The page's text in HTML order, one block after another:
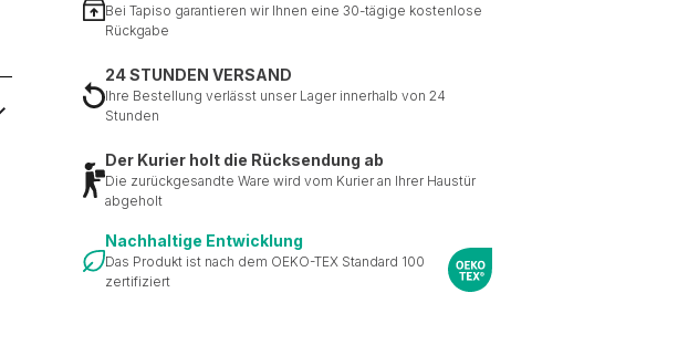
Bei Tapiso garantieren wir Ihnen eine 30-tägige kostenlose
Rückgabe
24 STUNDEN VERSAND
Ihre Bestellung verlässt unser Lager innerhalb von 24
Stunden
Der Kurier holt die Rücksendung ab
Die zurückgesandte Ware wird vom Kurier an Ihrer Haustür
abgeholt
Nachhaltige Entwicklung
Das Produkt ist nach dem OEKO-TEX Standard 100
zertifiziert